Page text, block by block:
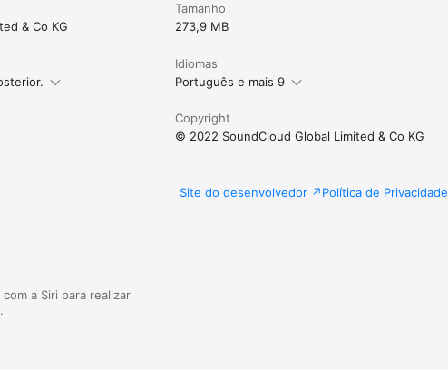
& Co KG
Tamanho
273,9 MB
Idiomas
Português e mais 9
Copyright
© 2022 SoundCloud Global Limited & Co KG
Site do desenvolvedor Política de Privacidade
a Siri para realizar